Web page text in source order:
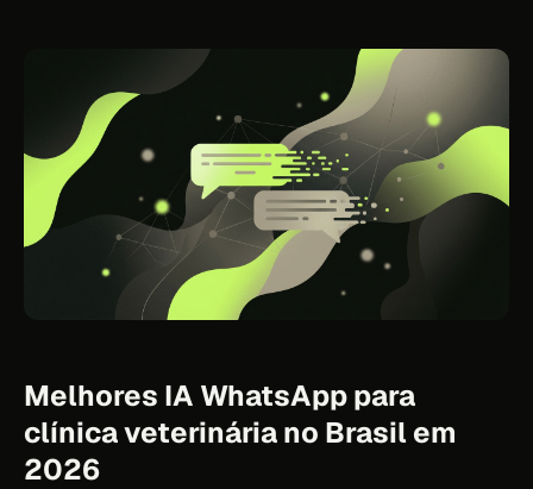
Melhores IA WhatsApp para
clínica veterinária no Brasil em
2026